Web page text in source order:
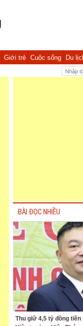
Giới trẻ Cuộc sống Du
BÀI ĐỌC NHIỀU
Thu giữ 4,5 tỷ đồng